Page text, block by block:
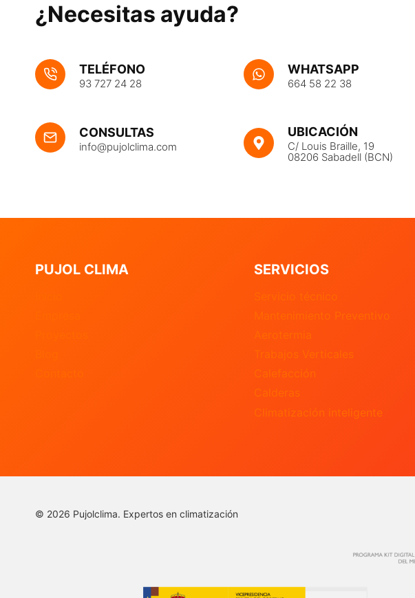
¿Necesitas ayuda?
TELÉFONO
93 727 24 28
WHATSAPP
664 58 22 38
CONSULTAS
info@pujolclima.com
UBICACIÓN
C/ Louis Braille, 19
08206 Sabadell (BCN)
PUJOL CLIMA SERVICIOS
Mantenimiento Preventivo
Aerotermia
Trabajos Verticales
Calefacción
Calderas
Climatización inteligente
© 2026 Pujolclima. Expertos en climatización